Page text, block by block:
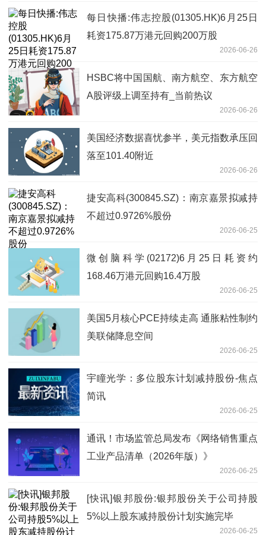
每日快播:伟志控股(01305.HK)6月25日
耗资175.87万港元回购200万股
2026-06-26
HSBC将中国国航、南方航空、东方航空
A股评级上调至持有_当前热议
2026-06-26
美国经济数据喜忧参半，美元指数承压回
落至101.40附近
2026-06-26
捷安高科(300845.SZ)：南京嘉景拟减持
不超过0.9726%股份
2026-06-25
微创脑科学(02172)6月25日耗资约
168.46万港元回购16.4万股
2026-06-25
美国5月核心PCE持续走高 通胀粘性制约
美联储降息空间
2026-06-25
宇瞳光学：多位股东计划减持股份-焦点
简讯
2026-06-25
通讯！市场监管总局发布《网络销售重点
工业产品清单（2026年版）》
2026-06-25
[快讯]银邦股份:银邦股份关于公司持股
5%以上股东减持股份计划实施完毕
2026-06-25